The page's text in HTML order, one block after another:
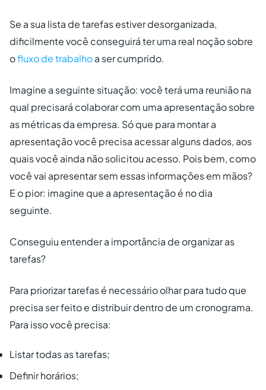
Se a sua lista de tarefas estiver desorganizada,
dificilmente você conseguirá ter uma real noção sobre
ofluxo de trabalhoa ser cumprido.
Imagine a seguinte situação: você terá uma reunião na
qual precisará colaborar com uma apresentação sobre
as métricas da empresa. Só que para montar a
apresentação você precisa acessar alguns dados, aos
quais você ainda não solicitou acesso. Pois bem, como
você vai apresentar sem essas informações em mãos?
E o pior: imagine que a apresentação é no dia
seguinte.
Conseguiu entender a importância de organizar as
tarefas?
Para priorizar tarefas é necessário olhar para tudo que
precisa ser feito e distribuir dentro de um cronograma.
Para isso você precisa:
Listar todas as tarefas;
Definir horários;